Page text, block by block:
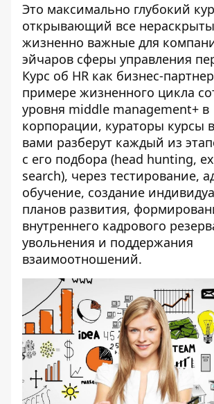
Это максимально глубокий
открывающий все
жизненно важные для
эйчаров сферы управления
Курс об HR как бизнес-
примере жизненного цикла
уровня middle management+ в
корпорации, кураторы курсы
вами разберут каждый из
с его подбора (head hunting,
search), через тестирование,
обучение, создание
планов развития,
внутреннего кадрового
увольнения и поддержания
взаимоотношений.